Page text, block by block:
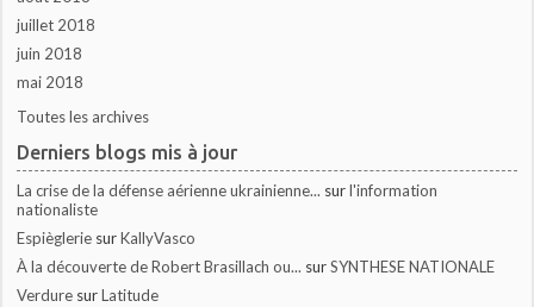
juillet 2018
juin 2018
mai 2018
Toutes les archives
Derniers blogs mis à jour
La crise de la défense aérienne ukrainienne... surl'information
nationaliste
Espièglerie surKallyVasco
À la découverte de Robert Brasillach ou... surSYNTHESE NATIONALE
Verdure surLatitude